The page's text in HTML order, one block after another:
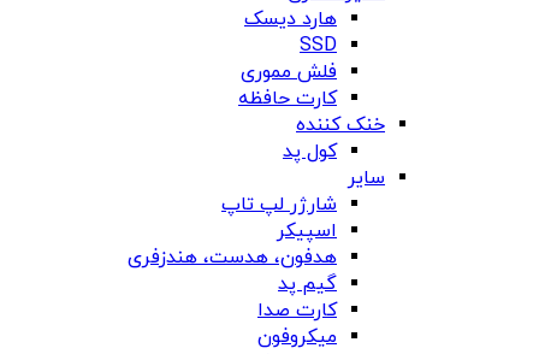
هارد دیسک
SSD
فلش مموری
کارت حافظه
خنک کننده
کول پد
سایر
شارژر لپ تاپ
اسپیکر
هدفون، هدست، هندزفری
گیم پد
کارت صدا
میکروفون